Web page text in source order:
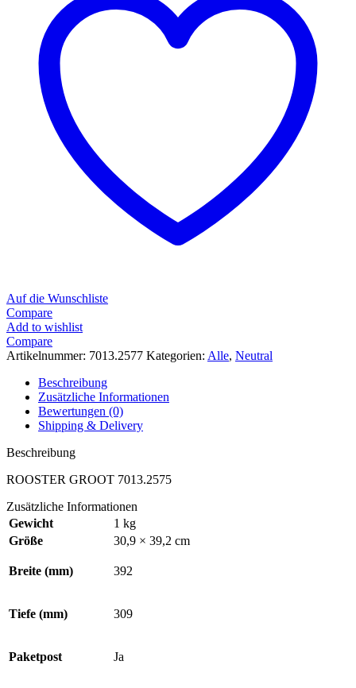
Auf die Wunschliste
Compare
Add to wishlist
Compare
Artikelnummer: 7013.2577 Kategorien: Alle, Neutral
Beschreibung
Zusätzliche Informationen
Bewertungen (0)
Shipping & Delivery
Beschreibung
ROOSTER GROOT 7013.2575
Zusätzliche Informationen
Gewicht
1 kg
Größe
30,9 × 39,2 cm
Breite (mm) 392
Tiefe (mm) 309
Paketpost Ja